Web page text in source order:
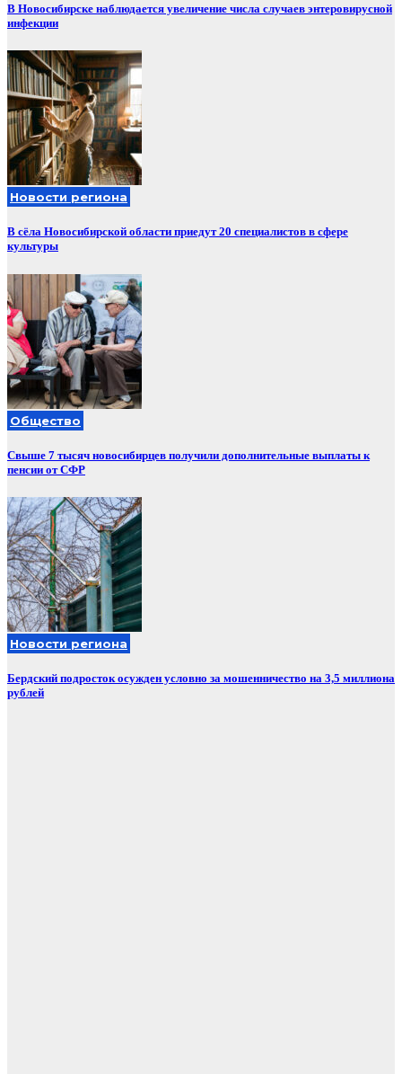
В Новосибирске наблюдается увеличение числа случаев энтеровирусной
инфекции
Новости региона
В сёла Новосибирской области приедут 20 специалистов в сфере
культуры
Общество
Свыше 7 тысяч новосибирцев получили дополнительные выплаты к
пенсии от СФР
Новости региона
Бердский подросток осужден условно за мошенничество на 3,5 миллиона
рублей